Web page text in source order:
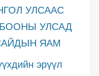
УЛСААС
УЛСАД
ЯАМ
эрүүл